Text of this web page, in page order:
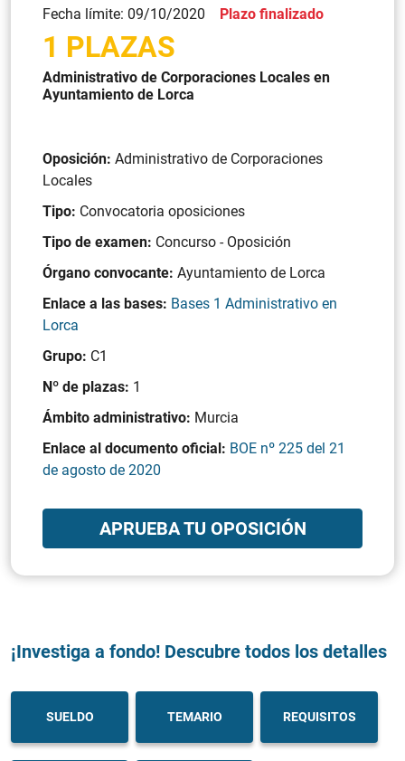
Fecha límite: 09/10/2020 Plazo finalizado
1 PLAZAS
Administrativo de Corporaciones Locales en
Ayuntamiento de Lorca
Oposición: Administrativo de Corporaciones
Locales
Tipo: Convocatoria oposiciones
Tipo de examen: Concurso - Oposición
Órgano convocante: Ayuntamiento de Lorca
Enlace a las bases: Bases 1 Administrativo en
Lorca
Grupo: C1
Nº de plazas: 1
Ámbito administrativo: Murcia
Enlace al documento oficial: BOE nº 225 del 21
de agosto de 2020
APRUEBA TU OPOSICIÓN
¡Investiga a fondo! Descubre todos los detalles
SUELDO TEMARIO REQUISITOS